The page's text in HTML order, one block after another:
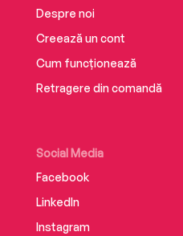
Despre noi
Creează un cont
Cum funcționează
Retragere din comandă
Social Media
Facebook
LinkedIn
Instagram